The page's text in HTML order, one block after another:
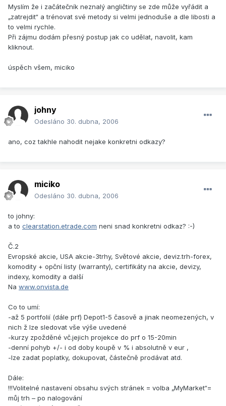
Myslím že i začátečník neznalý angličtiny se zde může vyřádit a
„zatrejdit“ a trénovat své metody si velmi jednoduše a dle libosti a
to velmi rychle.
Při zájmu dodám přesný postup jak co udělat, navolit, kam
kliknout.
úspěch všem, miciko
johny
Odesláno 30. dubna, 2006
ano, coz takhle nahodit nejake konkretni odkazy?
miciko
Odesláno 30. dubna, 2006
to johny:
a to clearstation.etrade.com neni snad konkretni odkaz? :-)
Č.2
Evropské akcie, USA akcie-3trhy, Světové akcie, deviz.trh-forex,
komodity + opční listy (warranty), certifikáty na akcie, devizy,
indexy, komodity a další
Na www.onvista.de
Co to umí:
-až 5 portfolií (dále prf) Depot1-5 časově a jinak neomezených, v
nich ž lze sledovat vše výše uvedené
-kurzy zpožděné vč.jejich projekce do prf o 15-20min
-denní pohyb +/- i od doby koupě v % i absolutně v eur ,
-lze zadat poplatky, dokupovat, částečně prodávat atd.
Dále:
!!!Volitelné nastavení obsahu svých stránek = volba „MyMarket“=
můj trh – po nalogování